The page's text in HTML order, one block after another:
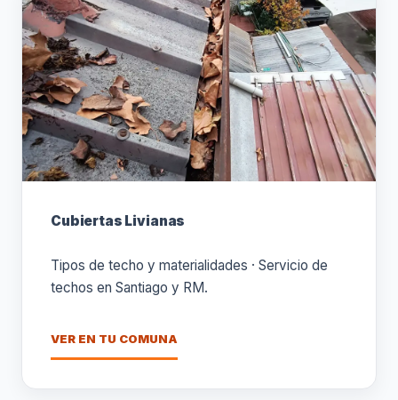
Cubiertas Livianas
Tipos de techo y materialidades · Servicio de
techos en Santiago y RM.
VER EN TU COMUNA